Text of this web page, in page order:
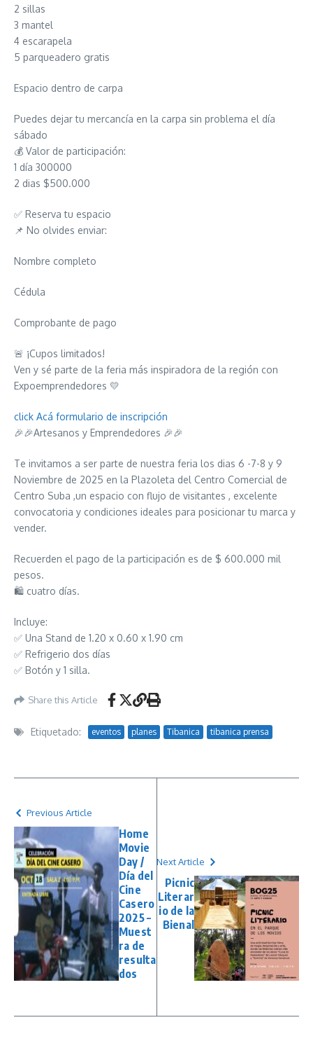
2 sillas
3 mantel
4 escarapela
5 parqueadero gratis
Espacio dentro de carpa
Puedes dejar tu mercancía en la carpa sin problema el día
sábado
💰 Valor de participación:
1 día 300000
2 dias $500.000
✅ Reserva tu espacio
📌 No olvides enviar:
Nombre completo
Cédula
Comprobante de pago
🚨 ¡Cupos limitados!
Ven y sé parte de la feria más inspiradora de la región con
Expoemprendedores 💛
click Acá formulario de inscripción
🎉🎉Artesanos y Emprendedores 🎉🎉
Te invitamos a ser parte de nuestra feria los dias 6 -7-8 y 9
Noviembre de 2025 en la Plazoleta del Centro Comercial de
Centro Suba ,un espacio con flujo de visitantes , excelente
convocatoria y condiciones ideales para posicionar tu marca y
vender.
Recuerden el pago de la participación es de $ 600.000 mil
pesos.
🛍️ cuatro días.
Incluye:
✅ Una Stand de 1.20 x 0.60 x 1.90 cm
✅ Refrigerio dos días
✅ Botón y 1 silla.
Share this Article
Etiquetado: eventos planes Tibanica tibanica prensa
Previous Article
Home
Movie
Day /
Día del
Cine
Casero
2025 –
Muest
ra de
resulta
dos
Next Article
Picnic
Literar
io de la
Bienal